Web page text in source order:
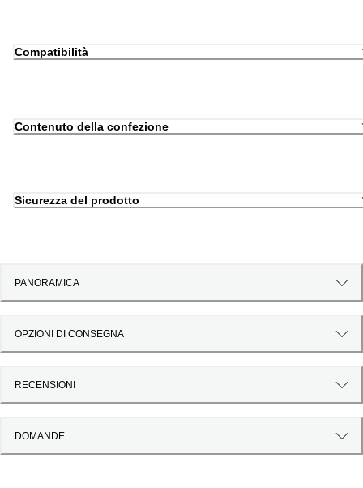
Compatibilità
Contenuto della confezione
Sicurezza del prodotto
PANORAMICA
OPZIONI DI CONSEGNA
RECENSIONI
DOMANDE